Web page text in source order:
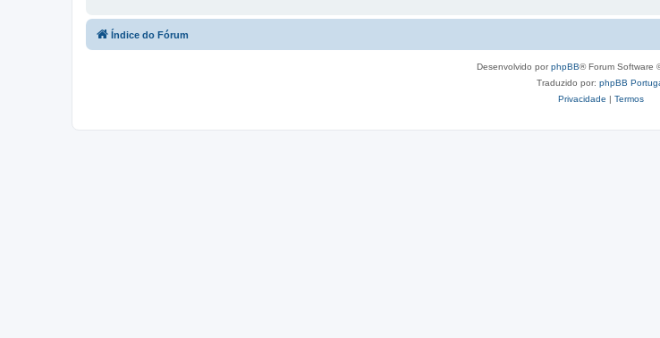
Índice do Fórum
Desenvolvido porphpBB® Forum Software
Traduzido por: phpBB
Privacidade | Termos